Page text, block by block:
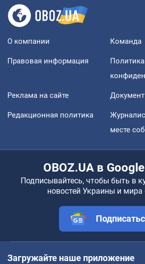
О компании Команда
Правовая информация
Политика
Реклама на сайте
Редакционная политика
месте
OBOZ.UA в
Подписывайтесь, чтобы быть в
новостей Украины и мира
Загружайте наше приложение